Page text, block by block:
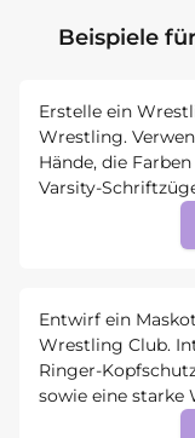
Beispiele
Erstelle ein
Wrestling.
Hände, die
Varsity-
Entwirf ein
Wrestling Club.
Ringer-
sowie eine starke